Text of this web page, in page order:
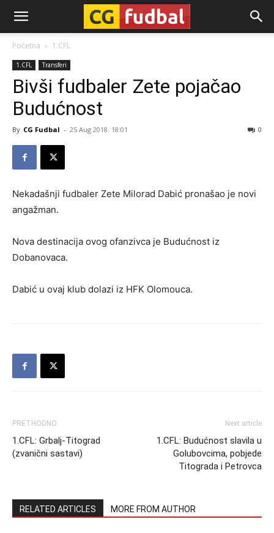
CG-
Fudbal
Početna 1.CFL
1.CFL Transferi
Bivši fudbaler Zete pojačao
Budućnost
By CG Fudbal - 25 Aug 2018. 18:01 0
Nekadašnji fudbaler Zete Milorad Dabić pronašao je novi
angažman.
Nova destinacija ovog ofanzivca je Budućnost iz
Dobanovaca.
Dabić u ovaj klub dolazi iz HFK Olomouca.
PRETHODNO
1.CFL: Grbalj-Titograd
(zvanični sastavi)
Next article
1.CFL: Budućnost slavila u
Golubovcima, pobjede
Titograda i Petrovca
RELATED ARTICLES MORE FROM AUTHOR